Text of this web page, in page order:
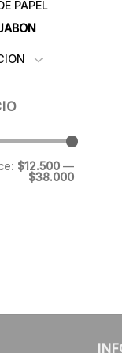
PAPEL
$12.500 —
$38.000